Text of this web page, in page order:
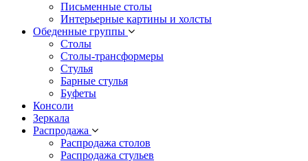
Письменные столы
Интерьерные картины и холсты
Обеденные группы
Столы
Столы-трансформеры
Стулья
Барные стулья
Буфеты
Консоли
Зеркала
Распродажа
Распродажа столов
Распродажа стульев